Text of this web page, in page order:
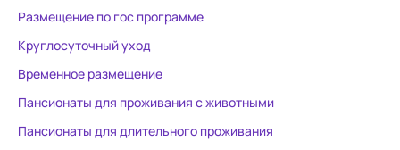
Размещение по гос программе
Круглосуточный уход
Временное размещение
Пансионаты для проживания с животными
Пансионаты для длительного проживания